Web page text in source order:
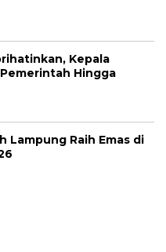
Kepala
Hingga
Lampung Raih Emas di